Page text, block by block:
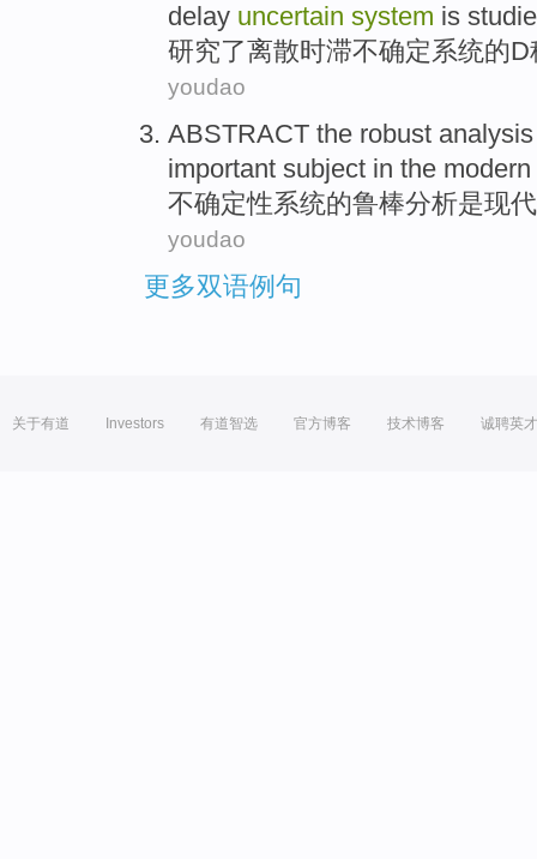
delay uncertain system is
研究了离散时滞不确定系统的D
youdao
ABSTRACT the robust analysis
important subject in the modern
不确定性系统的鲁棒分析是现代
youdao
更多双语例句
关于有道 Investors 有道智选 官方博客 技术博客 诚聘英才